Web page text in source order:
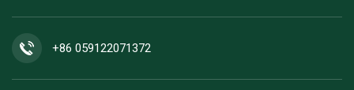
+86 059122071372